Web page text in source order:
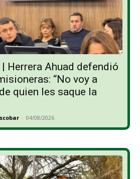
Herrera Ahuad defendió
“No voy a
quien les saque la
- 04/08/2026